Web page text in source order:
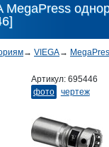
→ VIEGA→
Артикул: 695446
фото
чертеж